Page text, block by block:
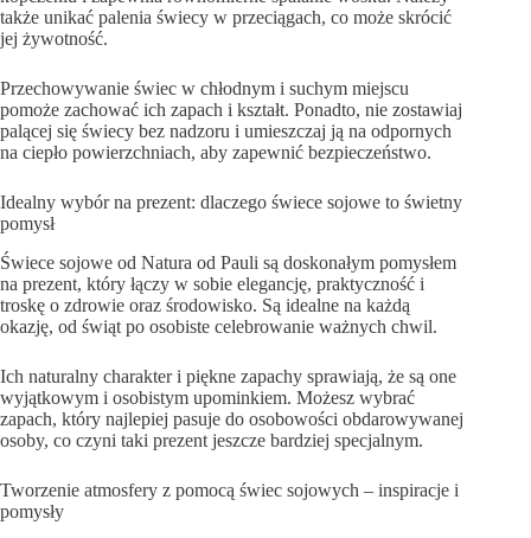
także unikać palenia świecy w przeciągach, co może skrócić
jej żywotność.
Przechowywanie świec w chłodnym i suchym miejscu
pomoże zachować ich zapach i kształt. Ponadto, nie zostawiaj
palącej się świecy bez nadzoru i umieszczaj ją na odpornych
na ciepło powierzchniach, aby zapewnić bezpieczeństwo.
Idealny wybór na prezent: dlaczego świece sojowe to świetny
pomysł
Świece sojowe od Natura od Pauli są doskonałym pomysłem
na prezent, który łączy w sobie elegancję, praktyczność i
troskę o zdrowie oraz środowisko. Są idealne na każdą
okazję, od świąt po osobiste celebrowanie ważnych chwil.
Ich naturalny charakter i piękne zapachy sprawiają, że są one
wyjątkowym i osobistym upominkiem. Możesz wybrać
zapach, który najlepiej pasuje do osobowości obdarowywanej
osoby, co czyni taki prezent jeszcze bardziej specjalnym.
Tworzenie atmosfery z pomocą świec sojowych – inspiracje i
pomysły